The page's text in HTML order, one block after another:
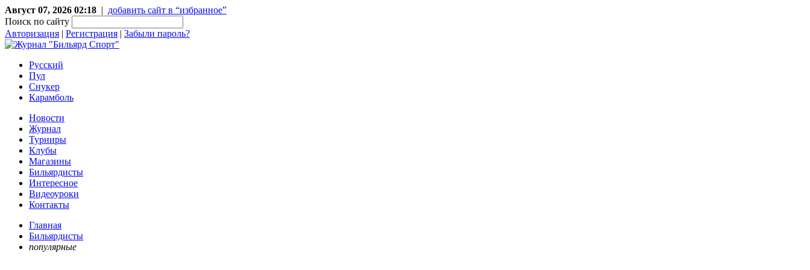
Август 07, 2026 02:18 | добавить сайт в “избранное”
Поиск по сайту
Авторизация | Регистрация | Забыли пароль?
Русский
Пул
Снукер
Карамболь
Новости
Журнал
Турниры
Клубы
Магазины
Бильярдисты
Интересное
Видеоуроки
Контакты
Главная
Бильярдисты
популярные